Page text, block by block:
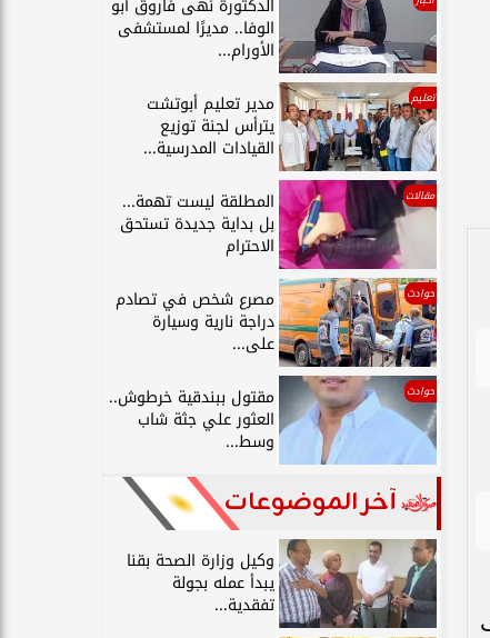
الدكتورة نهى فاروق أبو
الوفا.. مديرًا لمستشفى
الأورام...
تعليم مدير تعليم أبوتشت
يترأس لجنة توزيع
القيادات المدرسية...
مقالات المطلقة ليست تهمة...
بل بداية جديدة تستحق
الاحترام
حوادث مصرع شخص في تصادم
دراجة نارية وسيارة
على...
حوادث مقتول ببندقية خرطوش..
العثور علي جثة شاب
وسط...
آخر الموضوعات
وكيل وزارة الصحة بقنا
يبدأ عمله بجولة
تفقدية...